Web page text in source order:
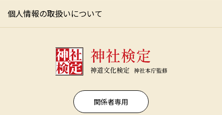
個人情報の取扱いについて
関係者専用